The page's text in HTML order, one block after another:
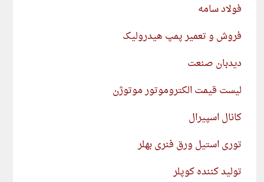
فولاد سامه
فروش و تعمیر پمپ هیدرولیک
دیدبان صنعت
لیست قیمت الکتروموتور موتوژن
کانال اسپیرال
توری استیل ورق فنری بهلر
تولید کننده کوپلر